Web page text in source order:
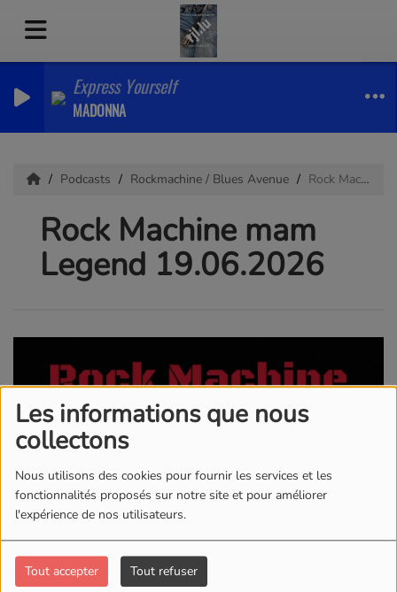
Les informations que nous
collectons
Nous utilisons des cookies pour fournir les services et les
fonctionnalités proposés sur notre site et pour améliorer
l'expérience de nos utilisateurs.
Tout accepter Tout refuser
Express Yourself
MADONNA
Podcasts Rockmachine / Blues Avenue Rock Machine mam Legend 19.06.2026
Rock Machine mam
Legend 19.06.2026